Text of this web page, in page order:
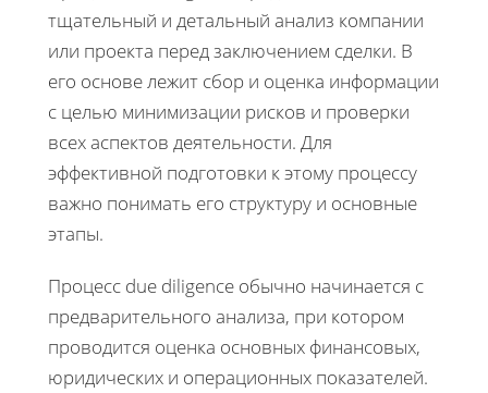
тщательный и детальный анализ компании
или проекта перед заключением сделки. В
его основе лежит сбор и оценка информации
с целью минимизации рисков и проверки
всех аспектов деятельности. Для
эффективной подготовки к этому процессу
важно понимать его структуру и основные
этапы.
Процесс due diligence обычно начинается с
предварительного анализа, при котором
проводится оценка основных финансовых,
юридических и операционных показателей.